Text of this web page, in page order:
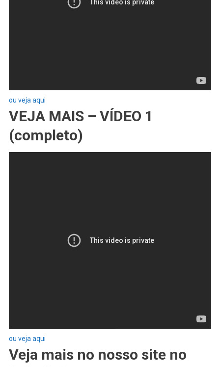
ou veja aqui
VEJA MAIS – VÍDEO 1
(completo)
ou veja aqui
Veja mais no nosso site no